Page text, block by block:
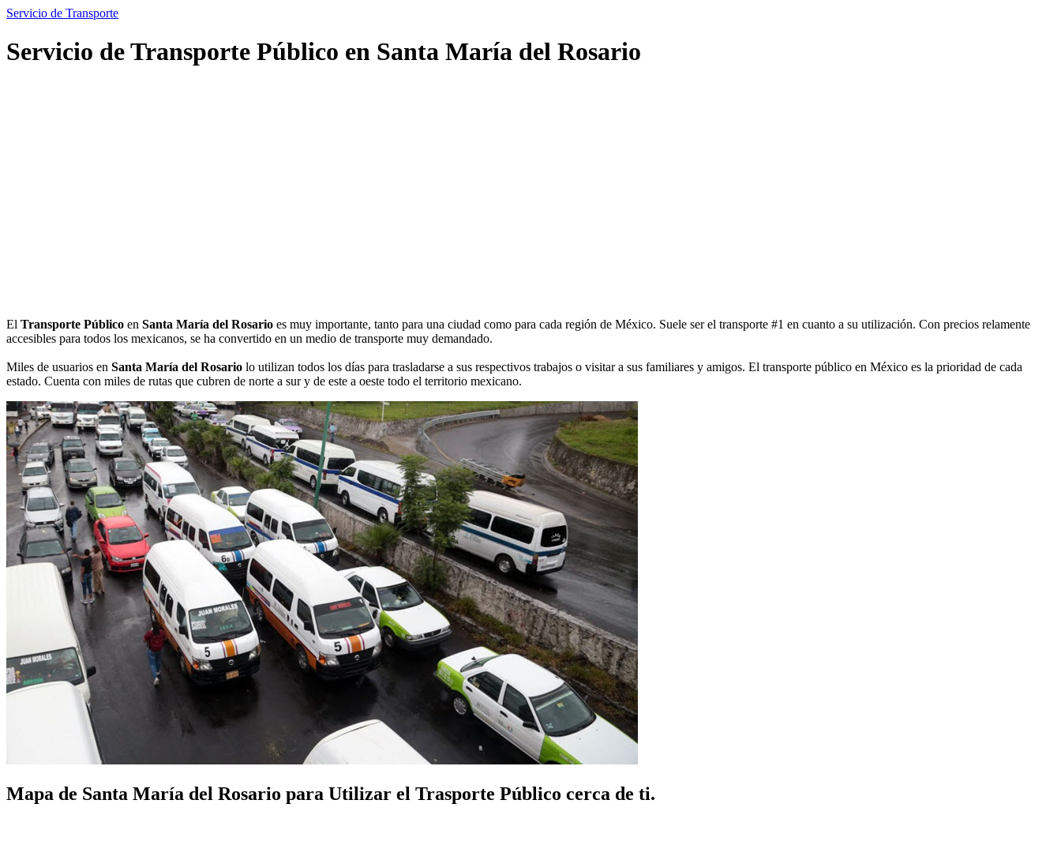
Servicio de Transporte
Servicio de Transporte Público en Santa María del Rosario
El Transporte Público en Santa María del Rosario es muy importante, tanto para una ciudad como para cada región de México. Suele ser el transporte #1 en cuanto a su utilización. Con precios relamente
accesibles para todos los mexicanos, se ha convertido en un medio de transporte muy demandado.
Miles de usuarios en Santa María del Rosario lo utilizan todos los días para trasladarse a sus respectivos trabajos o visitar a sus familiares y amigos. El transporte público en México es la prioridad de cada
estado. Cuenta con miles de rutas que cubren de norte a sur y de este a oeste todo el territorio mexicano.
Mapa de Santa María del Rosario para Utilizar el Trasporte Público cerca de ti.